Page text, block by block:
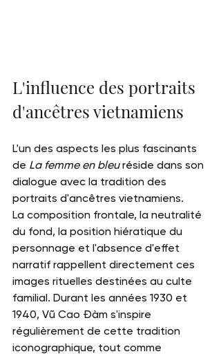
L'influence des portraits
d'ancêtres vietnamiens
L'un des aspects les plus fascinants
de La femme en bleu réside dans son
dialogue avec la tradition des
portraits d'ancêtres vietnamiens.
La composition frontale, la neutralité
du fond, la position hiératique du
personnage et l'absence d'effet
narratif rappellent directement ces
images rituelles destinées au culte
familial. Durant les années 1930 et
1940, Vũ Cao Đàm s'inspire
régulièrement de cette tradition
iconographique, tout comme